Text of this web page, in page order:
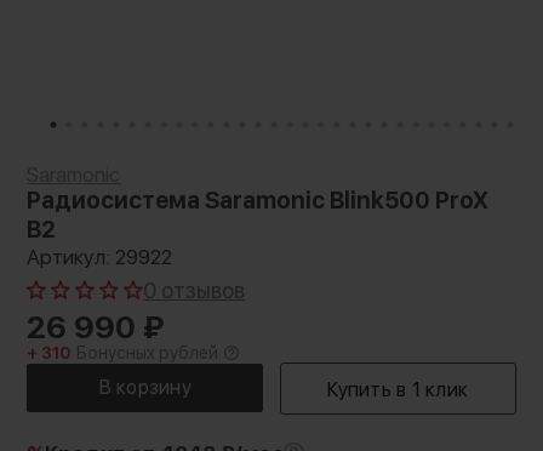
Радиосистема Saramonic Blink500 ProX
B2
Артикул: 29922
0 отзывов
26 990 ₽
+ 310 Бонусных рублей